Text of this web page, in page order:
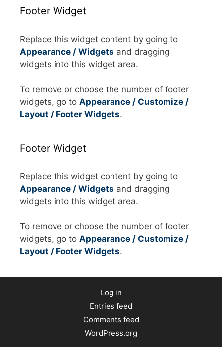
Footer Widget
Replace this widget content by going to
Appearance / Widgets and dragging
widgets into this widget area.
To remove or choose the number of footer
widgets, go to Appearance / Customize /
Layout / Footer Widgets.
Footer Widget
Replace this widget content by going to
Appearance / Widgets and dragging
widgets into this widget area.
To remove or choose the number of footer
widgets, go to Appearance / Customize /
Layout / Footer Widgets.
Log in
Entries feed
Comments feed
WordPress.org